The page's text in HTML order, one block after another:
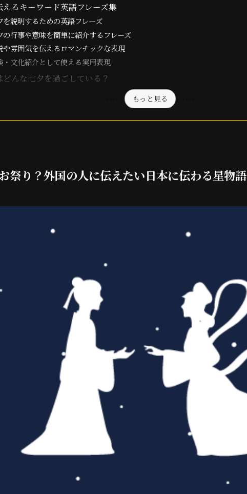
えるキーワード英語フレーズ集
を説明するための英語フレーズ
の行事や意味を簡単に紹介するフレーズ
や雰囲気を伝えるロマンチックな表現
・文化紹介として使える実用表現
どんな七夕を過ごしている？
もっと見る
祭り？外国の人に伝えたい日本に伝わる星物語